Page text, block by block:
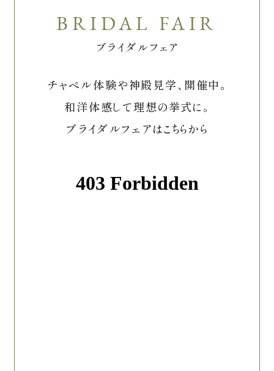
ブライダルフェア
チャペル体験や神殿見学、開催中。
和洋体感して理想の挙式に。
ブライダルフェアはこちらから